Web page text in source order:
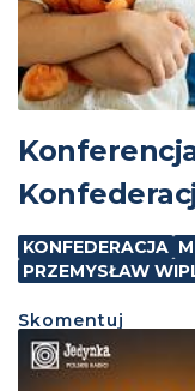
KONFEDERACJA
PRZEMYSŁAW
Skomentuj